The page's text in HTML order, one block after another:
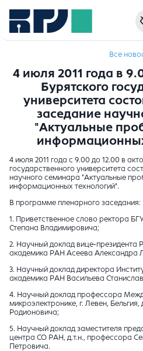
Все
4 июля 2011 года в
Бурятского
университета
заседание
"Актуальные
4 июля 2011 года с 9.00 до 12.00 в
государственного университета
научного семинара "Актуальные
информационных технологий".
В программе пленарного заседания:
1. Приветственное слово ректора
Степана Владимировича;
2. Научный доклад вице-президента
академика РАН Асеева Александра
3. Научный доклад директора
академика РАН Васильева
4. Научный доклад профессора
микроэлектронике, г. Левен,
Родионовича;
5. Научный доклад заместителя
центра СО РАН, д.т.н., профессора
Петровича.